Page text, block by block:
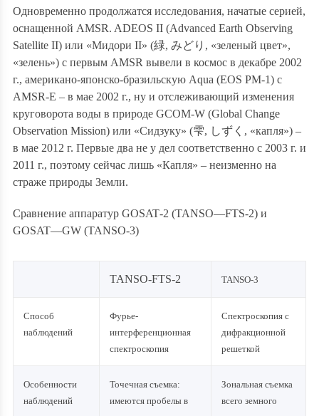
Одновременно продолжатся исследования, начатые серией,
оснащенной AMSR. ADEOS II (Advanced Earth Observing
Satellite II) или «Мидори II» (緑, みどり , «зеленый цвет»,
«зелень») с первым AMSR вывели в космос в декабре 2002
г., американо-японско-бразильскую Aqua (EOS PM-1) c
AMSR-E – в мае 2002 г., ну и отслеживающий изменения
круговорота воды в природе GCOM-W (Global Change
Observation Mission) или «Сидзуку» (雫, しずく , «капля») –
в мае 2012 г. Первые два не у дел соответственно с 2003 г. и
2011 г., поэтому сейчас лишь «Капля» – неизменно на
страже природы Земли.
Сравнение аппаратур GOSAT-2 (TANSO—FTS-2) и
GOSAT—GW(TANSO-3)
TANSO-FTS-2 TANSO-3
Способ
наблюдений
Фурье-
интерференционная
спектроскопия
Спектроскопия с
дифракционной
решеткой
Особенности
наблюдений
Точечная съемка:
имеются пробелы в
Зональная съемка
всего земного